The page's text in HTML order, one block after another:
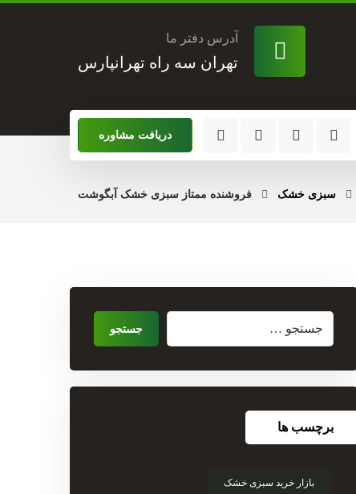
آدرس دفتر ما
تهران سه راه تهرانپارس
دریافت مشاوره
سبزی خشک فروشنده ممتاز سبزی خشک آبگوشت
جستجو
برچسب ها
بازار خرید سبزی خشک